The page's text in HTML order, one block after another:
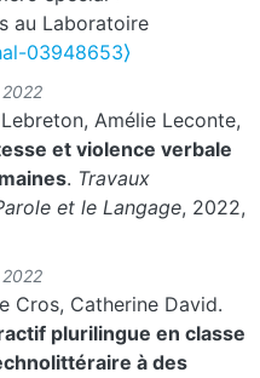
au Laboratoire
03948653⟩
Amélie Leconte,
et violence verbale
. Travaux
et le Langage, 2022,
Cros, Catherine David.
plurilingue en classe
à des